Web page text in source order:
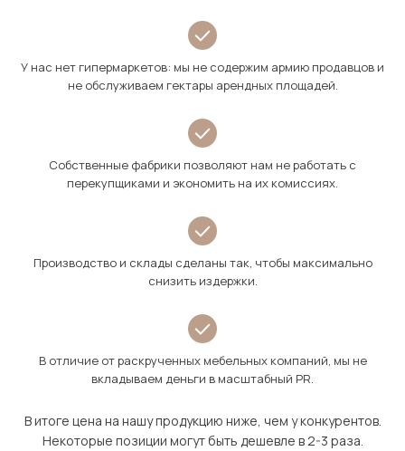
У нас нет гипермаркетов: мы не содержим армию продавцов и
не обслуживаем гектары арендных площадей.
Собственные фабрики позволяют нам не работать с
перекупщиками и экономить на их комиссиях.
Производство и склады сделаны так, чтобы максимально
снизить издержки.
В отличие от раскрученных мебельных компаний, мы не
вкладываем деньги в масштабный PR.
В итоге цена на нашу продукцию ниже, чем у конкурентов.
Некоторые позиции могут быть дешевле в 2-3 раза.